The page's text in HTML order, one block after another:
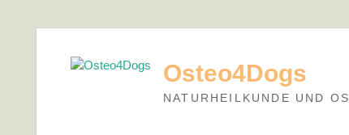
content
Osteo4Dogs
NATURHEILKUNDE UND